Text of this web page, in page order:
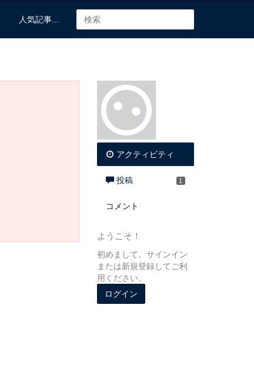
人気記事...
アクティビティ
投稿 1
コメント
ようこそ！
初めまして。サインイン
または新規登録してご利
用ください。
ログイン